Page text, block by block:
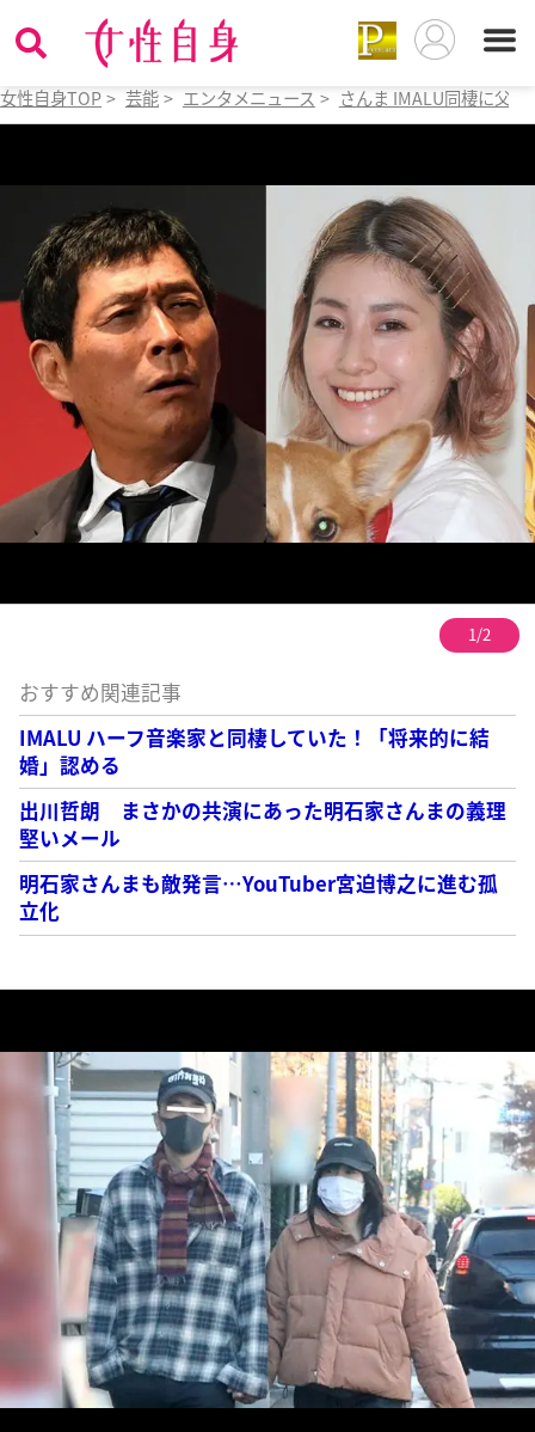
女性自身TOP > 芸能 > エンタメニュース > さんま IMALU同棲に父
1/2
おすすめ関連記事
IMALU ハーフ音楽家と同棲していた！「将来的に結
婚」認める
出川哲朗 まさかの共演にあった明石家さんまの義理
堅いメール
明石家さんまも敵発言…YouTuber宮迫博之に進む孤
立化